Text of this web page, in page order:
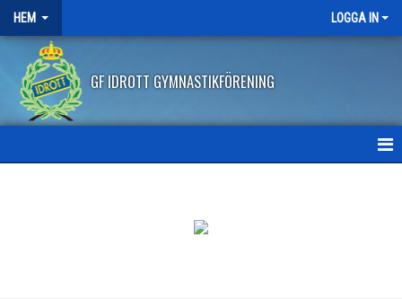
HEM LOGGA IN
GF IDROTT GYMNASTIKFÖRENING